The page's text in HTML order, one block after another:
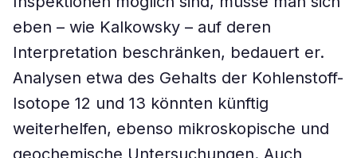
eben – wie Kalkowsky – auf deren
Interpretation beschränken, bedauert er.
Analysen etwa des Gehalts der Kohlenstoff-
Isotope 12 und 13 könnten künftig
weiterhelfen, ebenso mikroskopische und
geochemische Untersuchungen. Auch